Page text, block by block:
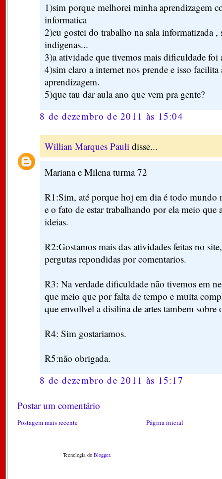
1)sim porque melhorei minha aprendizagem
informatica
2)eu gostei do trabalho na sala informatizada ,
indigenas...
3)a atividade que tivemos mais dificuldade foi
4)sim claro a internet nos prende e isso facilita
aprendizagem.
5)que tau dar aula ano que vem pra gente?
8 de dezembro de 2011 às 15:04
Willian Marques Pauli disse...
Mariana e Milena turma 72
R1:Sim, até porque hoj em dia é todo mundo
e o fato de estar trabalhando por ela meio que
ideias.
R2:Gostamos mais das atividades feitas no
pergutas repondidas por comentarios.
R3: Na verdade dificuldade não tivemos em
que meio que por falta de tempo e muita
que envollvel a disilina de artes tambem sobre
R4: Sim gostariamos.
R5:não obrigada.
8 de dezembro de 2011 às 15:17
Postar um comentário
Postagem mais recente Página inicial
Tecnologia do Blogger.